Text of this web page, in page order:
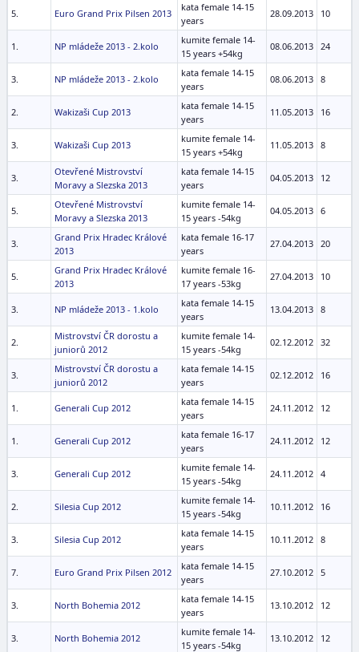
5. Euro Grand Prix Pilsen 2013
kata female 14-15
years
28.09.2013 10
1. NP mládeže 2013 - 2.kolo
kumite female 14-
15 years +54kg
08.06.2013 24
3. NP mládeže 2013 - 2.kolo
kata female 14-15
years
08.06.2013 8
2. Wakizaši Cup 2013
kata female 14-15
years
11.05.2013 16
3. Wakizaši Cup 2013
kumite female 14-
15 years +54kg
11.05.2013 8
3.
Otevřené Mistrovství
Moravy a Slezska 2013
kata female 14-15
years
04.05.2013 12
5.
Otevřené Mistrovství
Moravy a Slezska 2013
kumite female 14-
15 years -54kg
04.05.2013 6
3.
Grand Prix Hradec Králové
2013
kata female 16-17
years
27.04.2013 20
5.
Grand Prix Hradec Králové
2013
kumite female 16-
17 years -53kg
27.04.2013 10
3. NP mládeže 2013 - 1.kolo
kata female 14-15
years
13.04.2013 8
2.
Mistrovství ČR dorostu a
juniorů 2012
kumite female 14-
15 years -54kg
02.12.2012 32
3.
Mistrovství ČR dorostu a
juniorů 2012
kata female 14-15
years
02.12.2012 16
1. Generali Cup 2012
kata female 14-15
years
24.11.2012 12
1. Generali Cup 2012
kata female 16-17
years
24.11.2012 12
3. Generali Cup 2012
kumite female 14-
15 years -54kg
24.11.2012 4
2. Silesia Cup 2012
kumite female 14-
15 years -54kg
10.11.2012 16
3. Silesia Cup 2012
kata female 14-15
years
10.11.2012 8
7. Euro Grand Prix Pilsen 2012
kata female 14-15
years
27.10.2012 5
3. North Bohemia 2012
kata female 14-15
years
13.10.2012 12
3. North Bohemia 2012
kumite female 14-
15 years -54kg
13.10.2012 12